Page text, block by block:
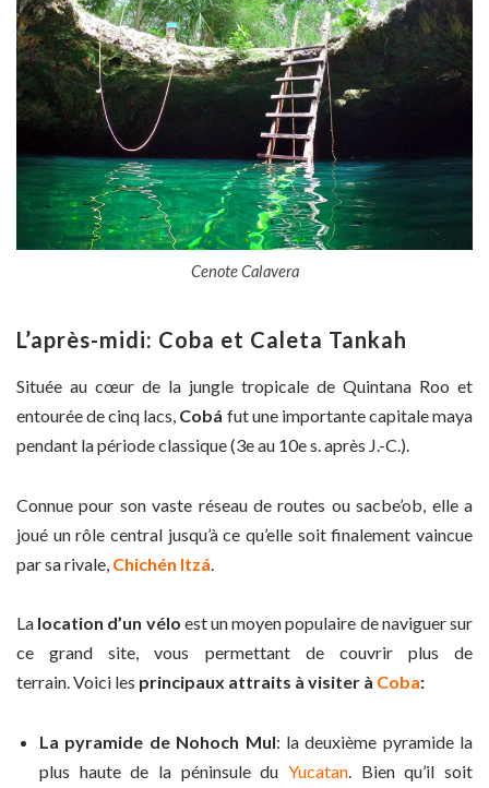
Cenote Calavera
L’après-midi: Coba et Caleta Tankah
Située au cœur de la jungle tropicale de Quintana Roo et
entourée de cinq lacs, Cobá fut une importante capitale maya
pendant la période classique (3e au 10e s. après J.-C.).
Connue pour son vaste réseau de routes ou sacbe’ob, elle a
joué un rôle central jusqu’à ce qu’elle soit finalement vaincue
par sa rivale, Chichén Itzá
La location d’un vélo est un moyen populaire de naviguer sur
ce grand site, vous permettant de couvrir plus de
terrain. Voici les principaux attraits à visiter à Coba:
La pyramide de Nohoch Mul: la deuxième pyramide la
plus haute de la péninsule du Yucatan . Bien qu’il soit